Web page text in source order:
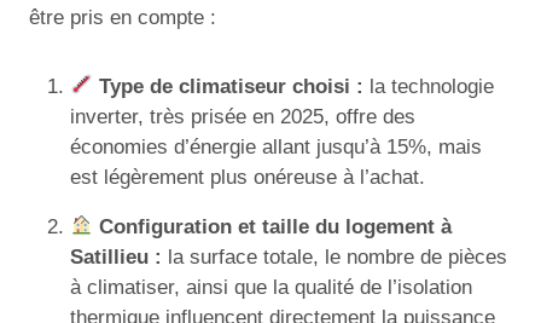
être pris en compte :
Type de climatiseur choisi : la technologie
inverter, très prisée en 2025, offre des
économies d’énergie allant jusqu’à 15%, mais
est légèrement plus onéreuse à l’achat.
Configuration et taille du logement à
Satillieu : la surface totale, le nombre de pièces
à climatiser, ainsi que la qualité de l’isolation
thermique influencent directement la puissance